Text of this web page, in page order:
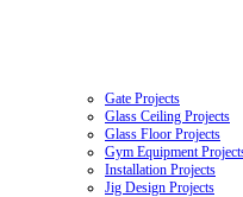
Gate Projects
Glass Ceiling Projects
Glass Floor Projects
Gym Equipment
Installation Projects
Jig Design Projects